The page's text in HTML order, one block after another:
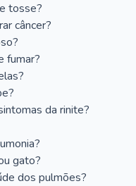
tosse?
câncer?
fumar?
da rinite?
gato?
dos pulmões?